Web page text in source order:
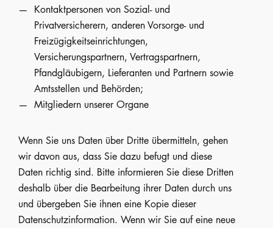
Kontaktpersonen von Sozial- und
Privatversicherern, anderen Vorsorge- und
Freizügigkeitseinrichtungen,
Versicherungspartnern, Vertragspartnern,
Pfandgläubigern, Lieferanten und Partnern sowie
Amtsstellen und Behörden;
Mitgliedern unserer Organe
Wenn Sie uns Daten über Dritte übermitteln, gehen
wir davon aus, dass Sie dazu befugt und diese
Daten richtig sind. Bitte informieren Sie diese Dritten
deshalb über die Bearbeitung ihrer Daten durch uns
und übergeben Sie ihnen eine Kopie dieser
Datenschutzinformation. Wenn wir Sie auf eine neue